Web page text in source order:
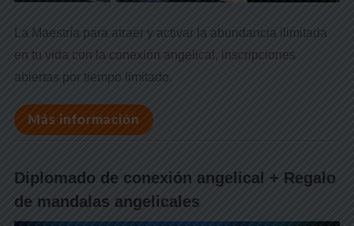
La Maestría para atraer y activar la abundancia ilimitada
en tu vida con la conexión angelical, inscripciones
abiertas por tiempo limitado.
Más información
Diplomado de conexión angelical + Regalo
de mandalas angelicales